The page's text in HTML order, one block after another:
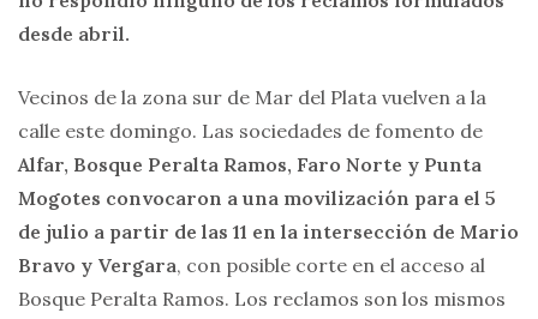
desde abril.
Vecinos de la zona sur de Mar del Plata vuelven a la
calle este domingo. Las sociedades de fomento de
Alfar, Bosque Peralta Ramos, Faro Norte y Punta
Mogotes convocaron a una movilización para el 5
de julio a partir de las 11 en la intersección de Mario
Bravo y Vergara, con posible corte en el acceso al
Bosque Peralta Ramos. Los reclamos son los mismos